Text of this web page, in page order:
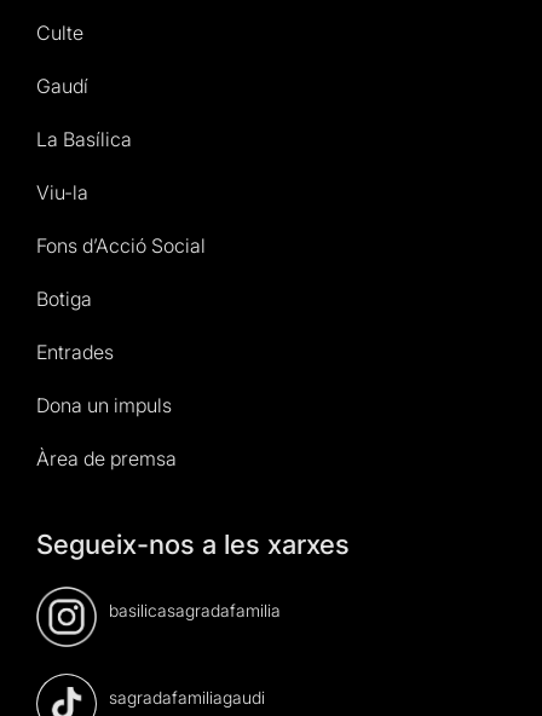
Culte
Gaudí
La Basílica
Viu-la
Fons d’Acció Social
Botiga
Entrades
Dona un impuls
Àrea de premsa
Segueix-nos a les xarxes
basilicasagradafamilia
sagradafamiliagaudi